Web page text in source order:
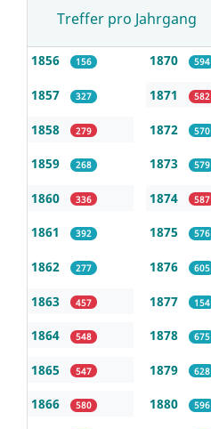
Treffer pro Jahrgang
1856 156
1857 327
1858 279
1859 268
1860 336
1861 392
1862 277
1863 457
1864 548
1865 547
1866 580
1870 594
1871 582
1872 570
1873 579
1874 587
1875 576
1876 605
1877 154
1878 675
1879 628
1880 596